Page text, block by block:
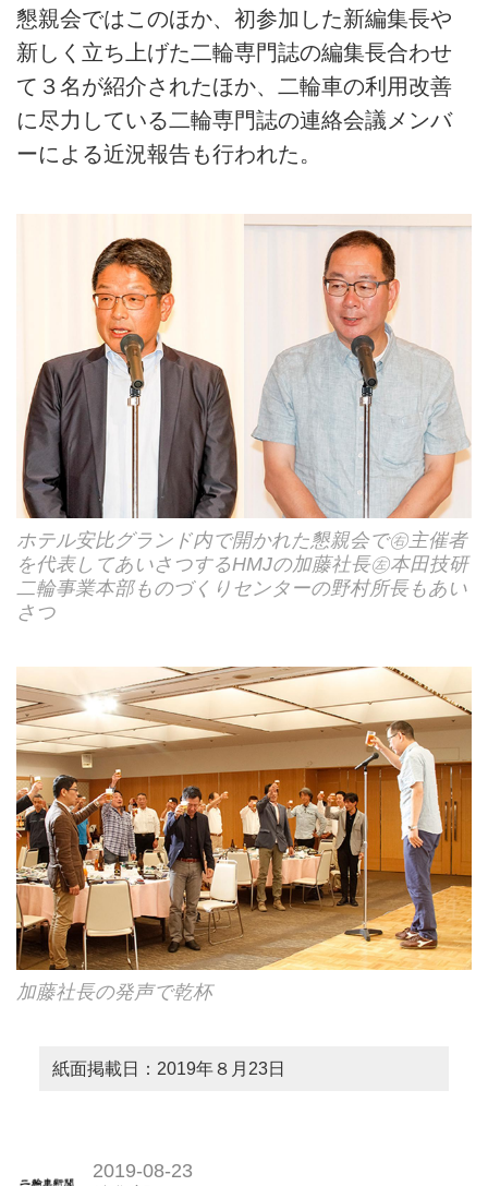
懇親会ではこのほか、初参加した新編集長や
新しく立ち上げた二輪専門誌の編集長合わせ
て３名が紹介されたほか、二輪車の利用改善
に尽力している二輪専門誌の連絡会議メンバ
ーによる近況報告も行われた。
ホテル安比グランド内で開かれた懇親会で㊨主催者
を代表してあいさつするHMJの加藤社長㊧本田技研
二輪事業本部ものづくりセンターの野村所長もあい
さつ
加藤社長の発声で乾杯
紙面掲載日：2019年８月23日
2019-08-23